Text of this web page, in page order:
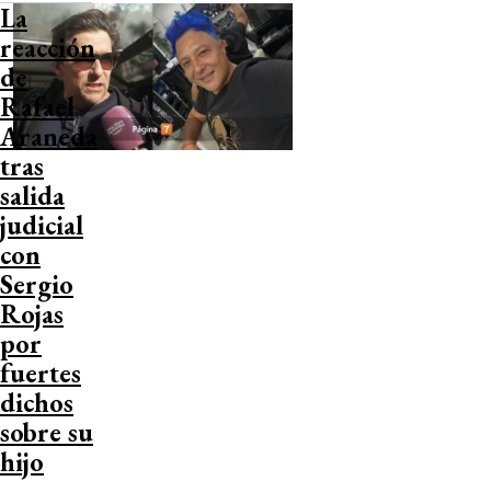
La
reacción
de
Rafael
Araneda
tras
salida
judicial
con
Sergio
Rojas
por
fuertes
dichos
sobre su
hijo